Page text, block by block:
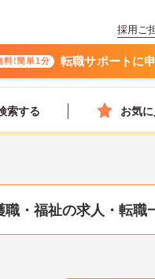
採用ご
料!簡単1分 転職サポートに
索する お気
職・福祉の求人・転職